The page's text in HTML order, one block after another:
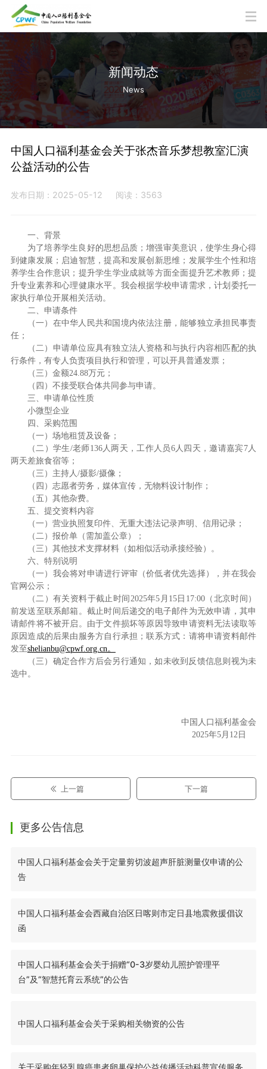
新闻动态
News
中国人口福利基金会关于张杰音乐梦想教室汇演
公益活动的公告
发布日期：2025-05-12 阅读：3563
一、背景
为了培养学生良好的思想品质；增强审美意识，使学生身心得
到健康发展；启迪智慧，提高和发展创新思维；发展学生个性和培
养学生合作意识；提升学生学业成就等方面全面提升艺术教师；提
升专业素养和心理健康水平。我会根据学校申请需求，计划委托一
家执行单位开展相关活动。
二、申请条件
（一）在中华人民共和国境内依法注册，能够独立承担民事责
任；
（二）申请单位应具有独立法人资格和与执行内容相匹配的执
行条件，有专人负责项目执行和管理，可以开具普通发票；
（三）金额24.88万元；
（四）不接受联合体共同参与申请。
三、申请单位性质
小微型企业
四、采购范围
（一）场地租赁及设备；
（二）学生/老师136人两天，工作人员6人四天，邀请嘉宾7人
两天差旅食宿等；
（三）主持人/摄影/摄像；
（四）志愿者劳务，媒体宣传，无物料设计制作；
（五）其他杂费。
五、提交资料内容
（一）营业执照复印件、无重大违法记录声明、信用记录；
（二）报价单（需加盖公章）；
（三）其他技术支撑材料（如相似活动承接经验）。
六、特别说明
（一）我会将对申请进行评审（价低者优先选择），并在我会
官网公示；
（二）有关资料于截止时间2025年5月15日17:00（北京时间）
前发送至联系邮箱。截止时间后递交的电子邮件为无效申请，其申
请邮件将不被开启。由于文件损坏等原因导致申请资料无法读取等
原因造成的后果由服务方自行承担；联系方式：请将申请资料邮件
发至shelianbu@cpwf.org.cn。
（三）确定合作方后会另行通知，如未收到反馈信息则视为未
选中。
中国人口福利基金会
2025年5月12日
上一篇 下一篇
更多公告信息
中国人口福利基金会关于定量剪切波超声肝脏测量仪申请的公
告
中国人口福利基金会西藏自治区日喀则市定日县地震救援倡议
函
中国人口福利基金会关于捐赠“0-3岁婴幼儿照护管理平
台”及“智慧托育云系统”的公告
中国人口福利基金会关于采购相关物资的公告
关于采购年轻乳腺癌患者卵巢保护公益传播活动科普宣传服务